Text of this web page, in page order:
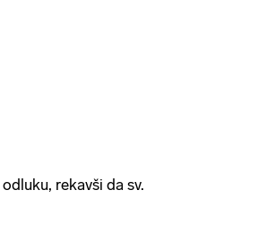
rekavši da sv.